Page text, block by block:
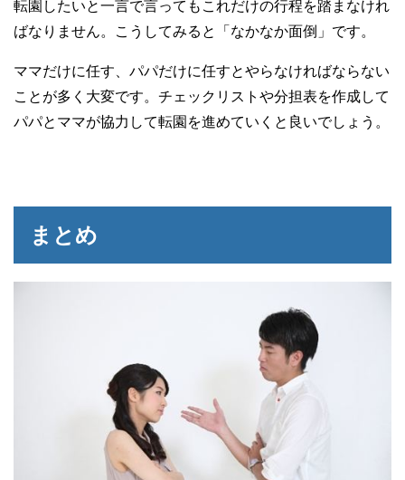
転園したいと一言で言ってもこれだけの行程を踏まなけれ
ばなりません。こうしてみると「なかなか面倒」です。
ママだけに任す、パパだけに任すとやらなければならない
ことが多く大変です。チェックリストや分担表を作成して
パパとママが協力して転園を進めていくと良いでしょう。
まとめ